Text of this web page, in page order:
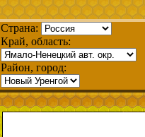
Страна:
Край, область:
Район, город: